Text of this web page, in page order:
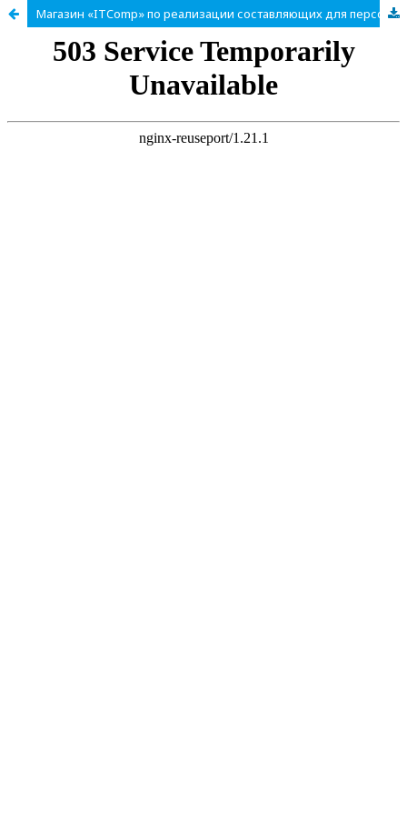
Магазин «ITComp» по реализации составляющих для персональных компьютеров